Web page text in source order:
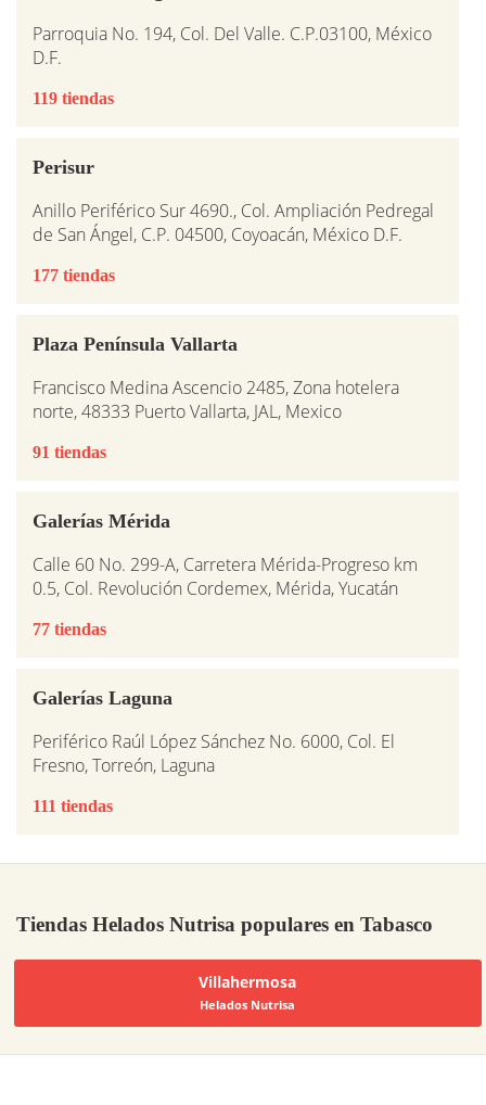
Parroquia No. 194, Col. Del Valle. C.P.03100, México
D.F.
119 tiendas
Perisur
Anillo Periférico Sur 4690., Col. Ampliación Pedregal
de San Ángel, C.P. 04500, Coyoacán, México D.F.
177 tiendas
Plaza Península Vallarta
Francisco Medina Ascencio 2485, Zona hotelera
norte, 48333 Puerto Vallarta, JAL, Mexico
91 tiendas
Galerías Mérida
Calle 60 No. 299-A, Carretera Mérida-Progreso km
0.5, Col. Revolución Cordemex, Mérida, Yucatán
77 tiendas
Galerías Laguna
Periférico Raúl López Sánchez No. 6000, Col. El
Fresno, Torreón, Laguna
111 tiendas
Tiendas Helados Nutrisa populares en Tabasco
Villahermosa
Helados Nutrisa